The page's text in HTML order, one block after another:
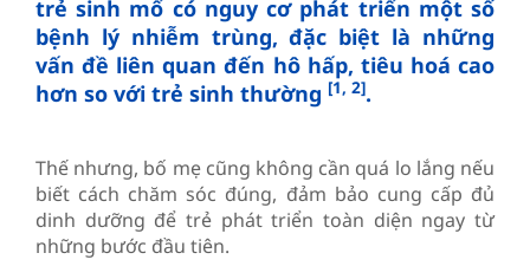
trẻ sinh mổ có nguy cơ phát triển một số
bệnh lý nhiễm trùng, đặc biệt là những
vấn đề liên quan đến hô hấp, tiêu hoá cao
hơn so với trẻ sinh thường [1, 2].
Thế nhưng, bố mẹ cũng không cần quá lo lắng nếu
biết cách chăm sóc đúng, đảm bảo cung cấp đủ
dinh dưỡng để trẻ phát triển toàn diện ngay từ
những bước đầu tiên.